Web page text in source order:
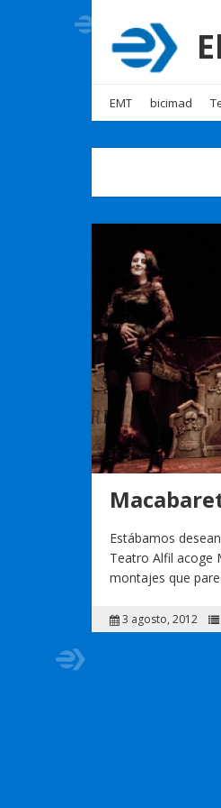
EMT bicimad
Estábamos
Teatro Alfil acoge
montajes que
3 agosto, 2012